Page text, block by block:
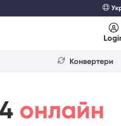
Конвертери
онлайн